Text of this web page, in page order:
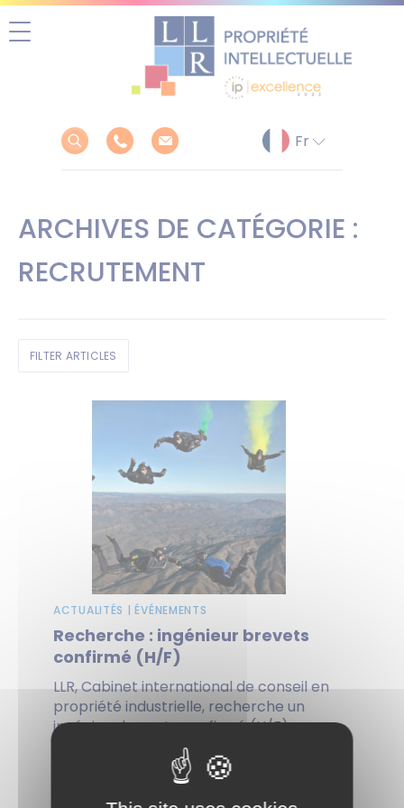
ARCHIVES DE CATÉGORIE :
RECRUTEMENT
FILTER ARTICLES
ACTUALITÉS | ÉVÉNEMENTS
Recherche : ingénieur brevets
confirmé (H/F)
LLR, Cabinet international de conseil en
propriété industrielle, recherche un
ingénieur brevets confirmé (H/F)
spécialisé en mécanique et/ou